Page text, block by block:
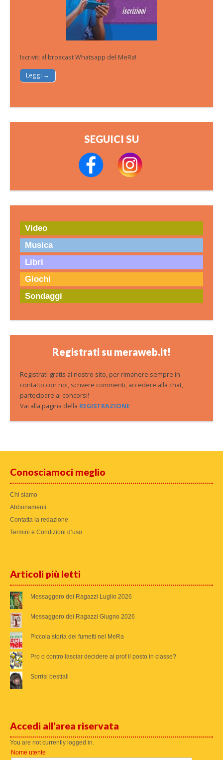
Iscriviti al broacast Whatsapp del MeRa!
Leggi →
SEGUICI SU
Video
Musica
Libri
Giochi
Sondaggi
Registrati su meraweb.it!
Registrati gratis al nostro sito, per rimanere sempre in
contatto con noi, scrivere commenti, accedere alla chat,
partecipare ai concorsi!
Vai alla pagina della REGISTRAZIONE
Conosciamoci meglio
Chi siamo
Abbonamenti
Contatta la redazione
Termini e Condizioni d’uso
Articoli più letti
Messaggero dei Ragazzi Luglio 2026
Messaggero dei Ragazzi Giugno 2026
Piccola storia dei fumetti nel MeRa
Pro o contro lasciar decidere ai prof il posto in classe?
Sorrisi bestiali
Accedi all’area riservata
You are not currently logged in.
Nome utente